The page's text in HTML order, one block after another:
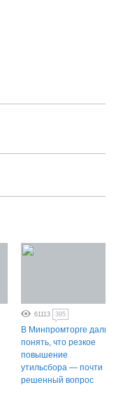
61113 395
В Минпромторге дали
понять, что резкое
повышение
утильсбора — почти
решенный вопрос